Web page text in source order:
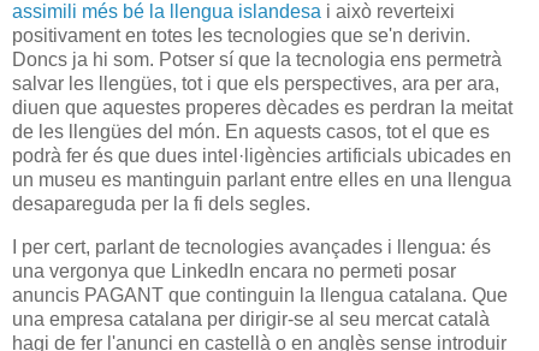
assimili més bé la llengua islandesa i això reverteixi
positivament en totes les tecnologies que se'n derivin.
Doncs ja hi som. Potser sí que la tecnologia ens permetrà
salvar les llengües, tot i que els perspectives, ara per ara,
diuen que aquestes properes dècades es perdran la meitat
de les llengües del món. En aquests casos, tot el que es
podrà fer és que dues intel·ligències artificials ubicades en
un museu es mantinguin parlant entre elles en una llengua
desapareguda per la fi dels segles.
I per cert, parlant de tecnologies avançades i llengua: és
una vergonya que LinkedIn encara no permeti posar
anuncis PAGANT que continguin la llengua catalana. Que
una empresa catalana per dirigir-se al seu mercat català
hagi de fer l'anunci en castellà o en anglès sense introduir